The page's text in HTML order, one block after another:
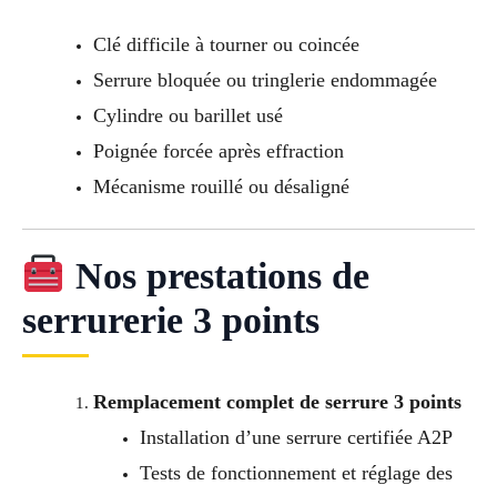
Clé difficile à tourner ou coincée
Serrure bloquée ou tringlerie endommagée
Cylindre ou barillet usé
Poignée forcée après effraction
Mécanisme rouillé ou désaligné
Nos prestations de
serrurerie 3 points
Remplacement complet de serrure 3 points
Installation d’une serrure certifiée A2P
Tests de fonctionnement et réglage des